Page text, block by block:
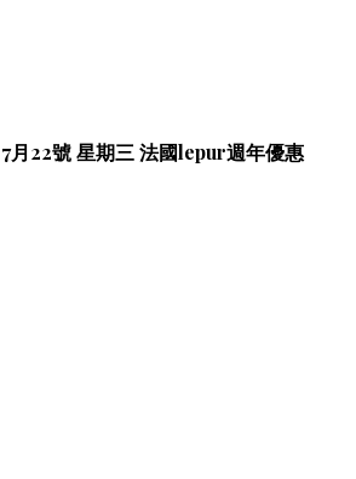
7月22號 星期三 法國lepur週年優惠